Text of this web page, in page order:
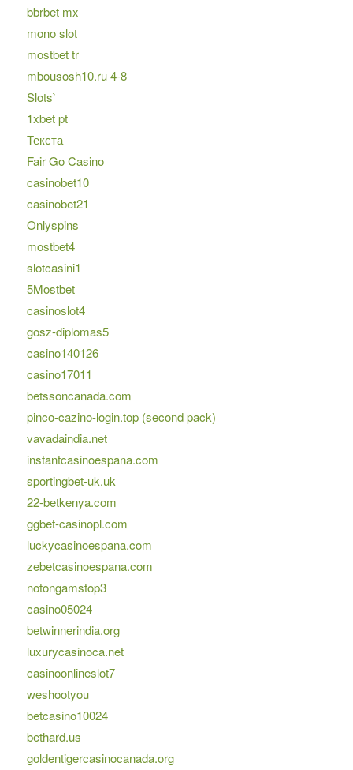
bbrbet mx
mono slot
mostbet tr
mbousosh10.ru 4-8
Slots`
1xbet pt
Текста
Fair Go Casino
casinobet10
casinobet21
Onlyspins
mostbet4
slotcasini1
5Mostbet
casinoslot4
gosz-diplomas5
casino140126
casino17011
betssoncanada.com
pinco-cazino-login.top (second pack)
vavadaindia.net
instantcasinoespana.com
sportingbet-uk.uk
22-betkenya.com
ggbet-casinopl.com
luckycasinoespana.com
zebetcasinoespana.com
notongamstop3
casino05024
betwinnerindia.org
luxurycasinoca.net
casinoonlineslot7
weshootyou
betcasino10024
bethard.us
goldentigercasinocanada.org